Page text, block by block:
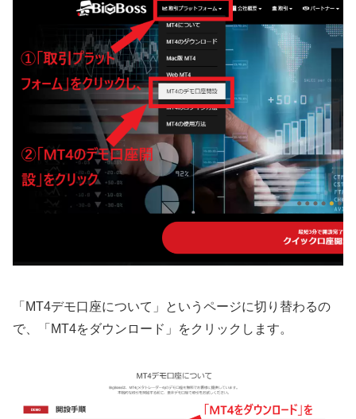
「MT4デモ口座について」というページに切り替わるの
で、「MT4をダウンロード」をクリックします。